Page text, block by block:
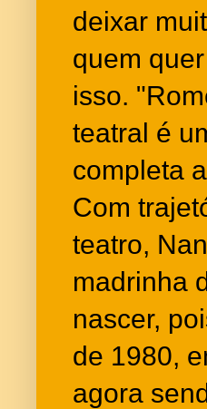
deixar
quem
isso.
teatral é
completa
Com
teatro,
madrinha
nascer,
de 1980,
agora